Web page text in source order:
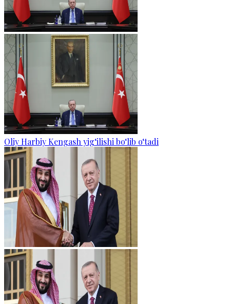
Oliy Harbiy Kengash yig‘ilishi bo‘lib o‘tadi